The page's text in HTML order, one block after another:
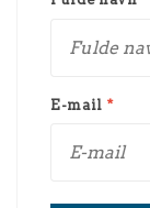
E-mail *